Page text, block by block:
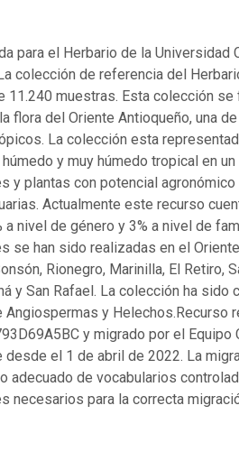
para el Herbario de la Universidad
colección de referencia del
11.240 muestras. Esta colección se
flora del Oriente Antioqueño, una
La colección esta
y muy húmedo tropical en
y plantas con potencial
Actualmente este recurso
nivel de género y 3% a nivel de
se han sido realizadas en el
Rionegro, Marinilla, El Retiro,
y San Rafael. La colección ha sido
y Helechos.Recurso
y migrado por el Equipo
el 1 de abril de 2022. La
adecuado de vocabularios
para la correcta